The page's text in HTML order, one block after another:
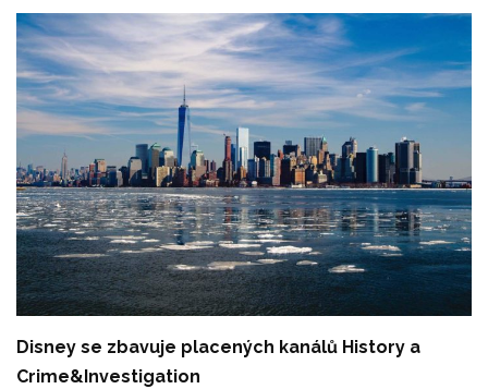
Disney se zbavuje placených kanálů History a
Crime&Investigation